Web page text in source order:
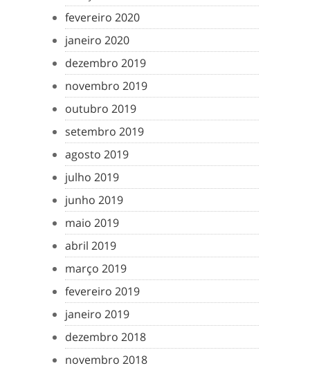
fevereiro 2020
janeiro 2020
dezembro 2019
novembro 2019
outubro 2019
setembro 2019
agosto 2019
julho 2019
junho 2019
maio 2019
abril 2019
março 2019
fevereiro 2019
janeiro 2019
dezembro 2018
novembro 2018